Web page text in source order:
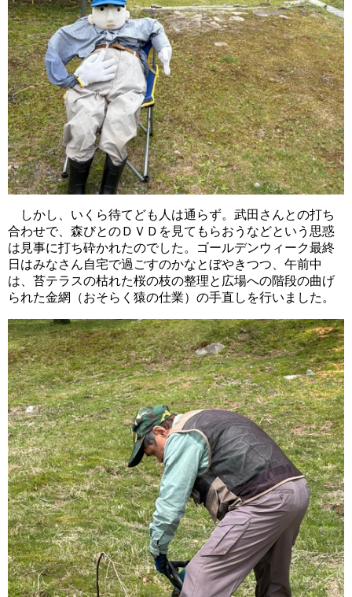
しかし、いくら待てども人は通らず。武田さんとの打ち
合わせで、森びとのＤＶＤを見てもらおうなどという思惑
は見事に打ち砕かれたのでした。ゴールデンウィーク最終
日はみなさん自宅で過ごすのかなとぼやきつつ、午前中
は、苔テラスの枯れた桜の枝の整理と広場への階段の曲げ
られた金網（おそらく猿の仕業）の手直しを行いました。